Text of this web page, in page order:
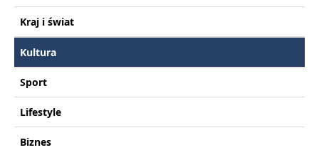
Kraj i świat
Kultura
Sport
Lifestyle
Biznes